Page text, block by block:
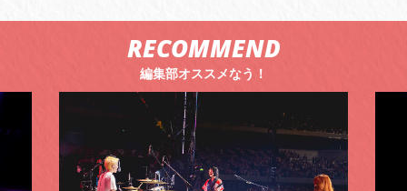
RECOMMEND
編集部オススメなう！